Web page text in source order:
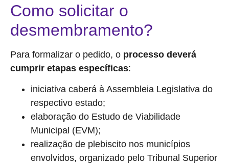
Como solicitar o
desmembramento?
Para formalizar o pedido, o processo deverá
cumprir etapas específicas:
iniciativa caberá à Assembleia Legislativa do
respectivo estado;
elaboração do Estudo de Viabilidade
Municipal (EVM);
realização de plebiscito nos municípios
envolvidos, organizado pelo Tribunal Superior